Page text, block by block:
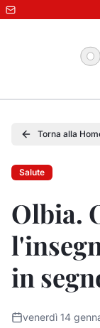
Torna alla
Salute
Olbia.
in
venerdì 14